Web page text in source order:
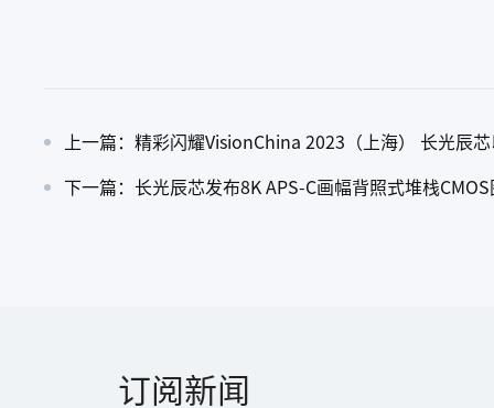
上一篇：精彩闪耀VisionChina 2023（上海） 长光辰
下一篇：长光辰芯发布8K APS-C画幅背照式堆栈
订阅新闻